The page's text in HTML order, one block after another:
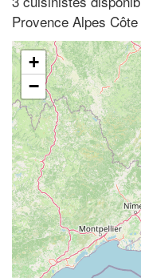
Provence Alpes
+
−